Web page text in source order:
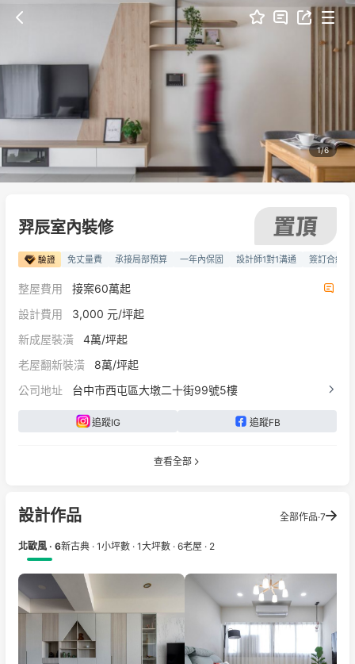
1/6
羿辰室內裝修
免丈量費 承接局部預算 一年內保固 設計師1對1溝通 簽訂合約保
整屋費用
接案60萬起
設計費用
3,000 元/坪起
新成屋裝潢
4萬/坪起
老屋翻新裝潢
8萬/坪起
公司地址
台中市西屯區大墩二十街99號5樓
追蹤IG 追蹤FB
查看全部
設計作品 全部作品·7
北歐風 · 6新古典 · 1小坪數 · 1大坪數 · 6老屋 · 2